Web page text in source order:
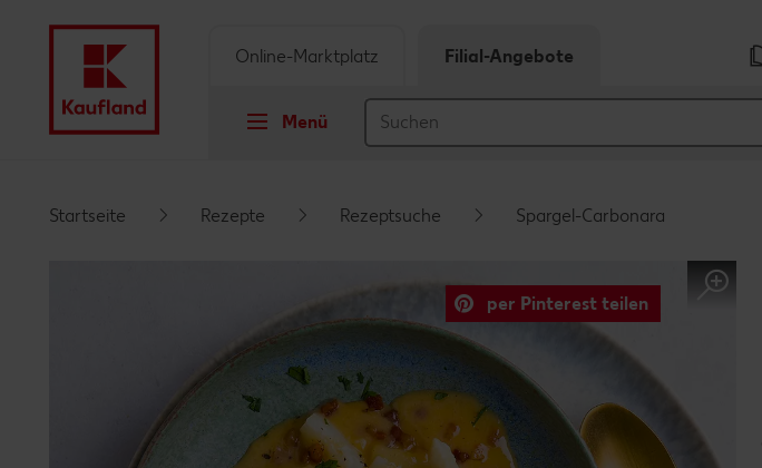
Schwebender Seitenbereich
Menü
Online-Marktplatz Filial-Angebote
Startseite Rezepte Rezeptsuche Spargel-Carbonara
per Pinterest teilen